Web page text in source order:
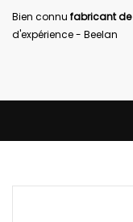
Bien connu fabricant
d'expérience - Beelan